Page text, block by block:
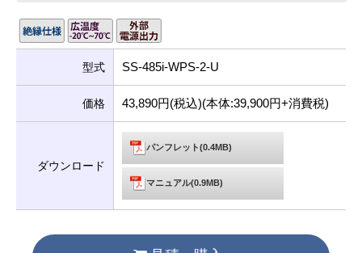
型式 SS-485i-WPS-2-U
価格 43,890円(税込)(本体:39,900円+消費税)
ダウンロード
パンフレット(0.4MB)
マニュアル(0.9MB)